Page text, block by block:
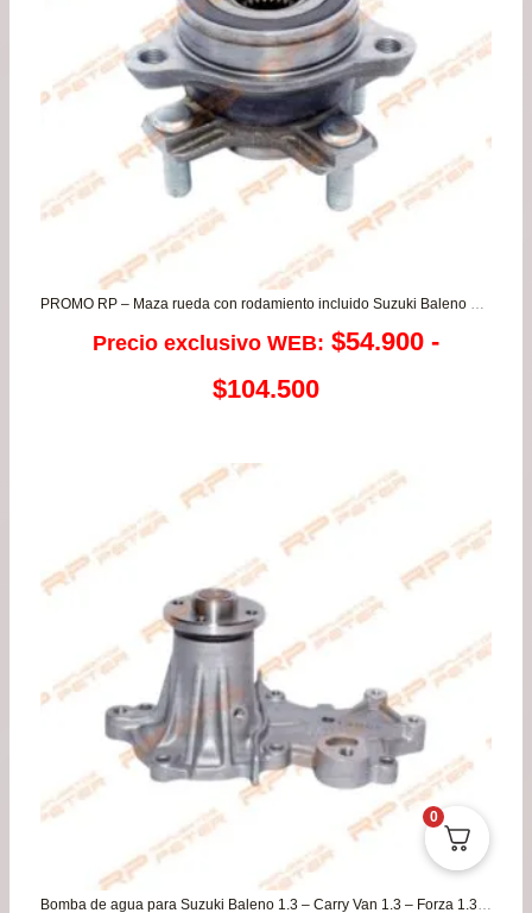
PROMO RP – Maza rueda con rodamiento incluido Suzuki Baleno 1.4 – Ignis 1.2
Precio exclusivo WEB: $54.900 -
$104.500Rango
precios:
desde
$54.900
hasta
$104.500
Bomba de agua para Suzuki Baleno 1.3 – Carry Van 1.3 – Forza 1.3 – Jimny 1.3- Mastervan 1.3 – Swift 1.3 89/96 / DFSK Cargo Truck 1.2 18/23 – Cargo Box 1.3 18/23 – K01 1.3 18/23 – Way 1.3 14/17 – Minitruck 1.3 09/12
0